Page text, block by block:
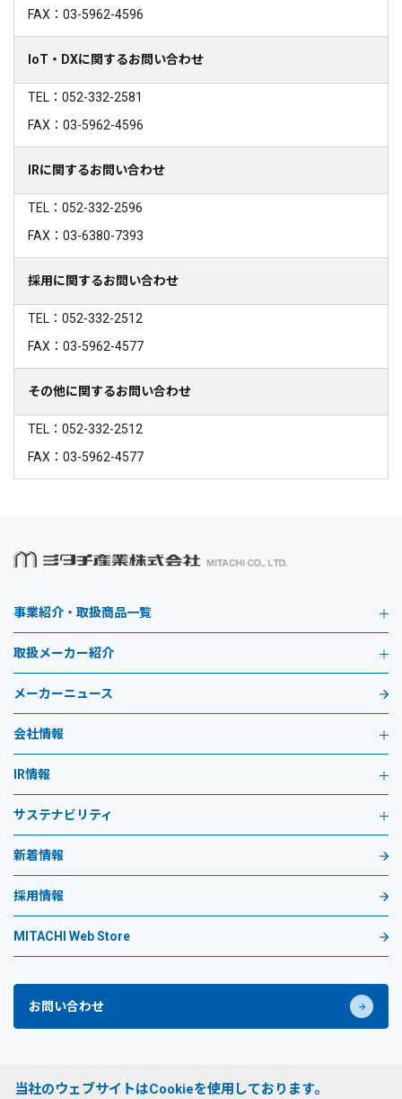
FAX：03-5962-4596
IoT・DXに関するお問い合わせ
TEL：052-332-2581
FAX：03-5962-4596
IRに関するお問い合わせ
TEL：052-332-2596
FAX：03-6380-7393
採用に関するお問い合わせ
TEL：052-332-2512
FAX：03-5962-4577
その他に関するお問い合わせ
TEL：052-332-2512
FAX：03-5962-4577
事業紹介・取扱商品一覧
取扱メーカー紹介
メーカーニュース
会社情報
IR情報
サステナビリティ
新着情報
採用情報
MITACHI Web Store
お問い合わせ
当社のウェブサイトはCookieを使用しております。